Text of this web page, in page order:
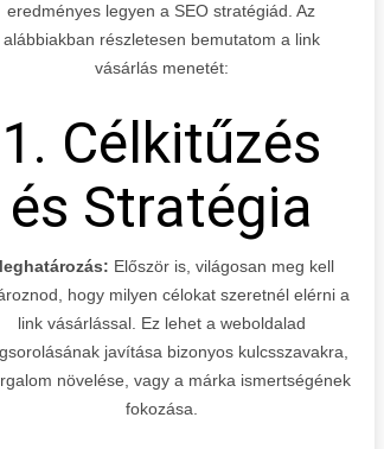
eredményes legyen a SEO stratégiád. Az
alábbiakban részletesen bemutatom a link
vásárlás menetét:
1. Célkitűzés
és Stratégia
Először is, világosan meg kell
hogy milyen célokat szeretnél elérni a
link vásárlással. Ez lehet a weboldalad
javítása bizonyos kulcsszavakra,
növelése, vagy a márka ismertségének
fokozása.